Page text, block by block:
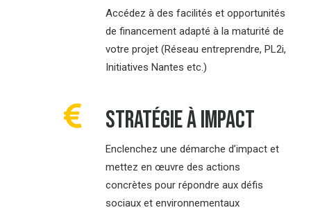
Accédez à des facilités et opportunités
de financement adapté à la maturité de
votre projet (Réseau entreprendre, PL2i,
Initiatives Nantes etc.)
Stratégie à impact
Enclenchez une démarche d’impact et
mettez en œuvre des actions
concrètes pour répondre aux défis
sociaux et environnementaux